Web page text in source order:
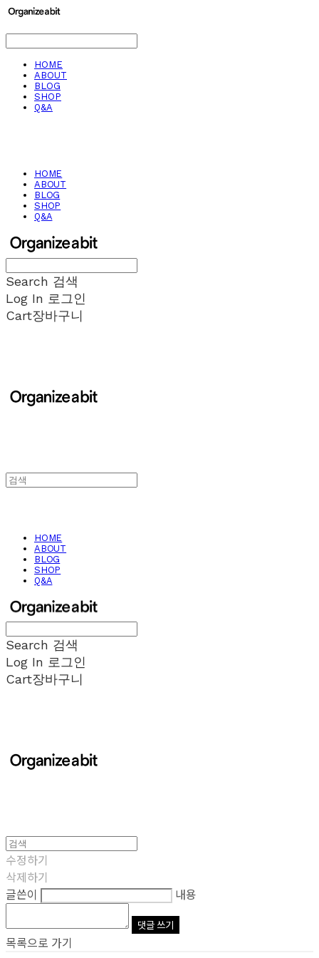
HOME
ABOUT
BLOG
SHOP
Q&A
HOME
ABOUT
BLOG
SHOP
Q&A
Search 검색
Log In 로그인
Cart장바구니
HOME
ABOUT
BLOG
SHOP
Q&A
Search 검색
Log In 로그인
Cart장바구니
수정하기
삭제하기
글쓴이
내용
댓글 쓰기
목록으로 가기